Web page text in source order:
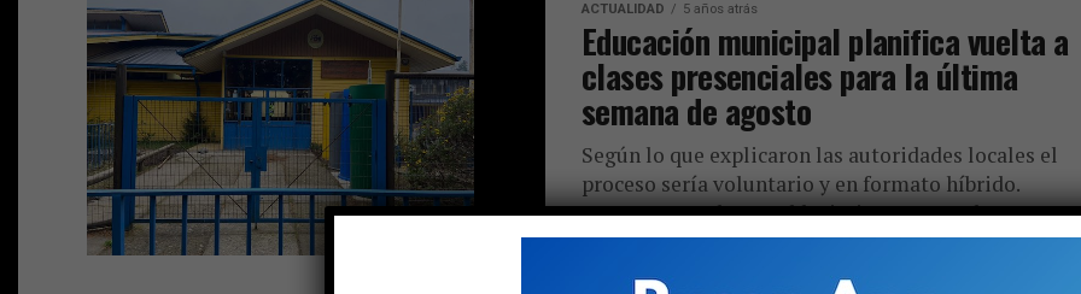
ACTUALIDAD 5 años atrás
Educación municipal planifica vuelta a
clases presenciales para la última
semana de agosto
Según lo que explicaron las autoridades locales el
proceso sería voluntario y en formato híbrido.
Aseguran que los establecimientos cumplen con
todas las medidas de protección...